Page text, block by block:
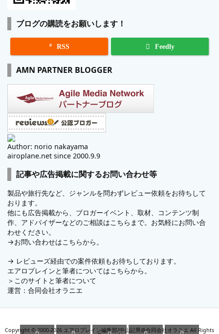
ブログの購読をお願いします！
 RSS Feedly
AMN PARTNER BLOGGER
Author: norio nakayama
airoplane.net since 2000.9.9
記事や広告掲載に関するお問い合わせ等
製品や旅行先など、ジャンルを問わずレビュー依頼をお待ちして
おります。
他にも広告掲載から、ブロガーイベント、取材、コンテンツ制
作、アドバイザーなどのご相談はこちらまで。お気軽にお問い合
わせください。
→お問い合わせはこちらから。
→ レビューズ経由での案件依頼もお待ちしております。
エアロプレインと筆者についてはこちらから。
＞ このサイトと筆者について
運営： 合同会社オラニエ
Copyright ©2000-2026 エアロプレイン編集部/中山記男@合同会社オラニエ All Rights